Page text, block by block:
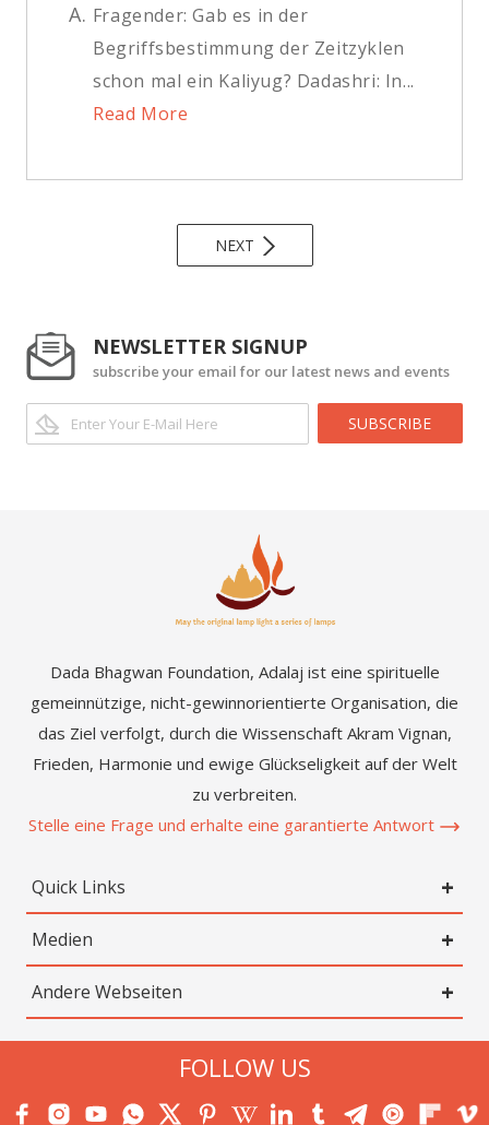
A. Fragender: Gab es in der
Begriffsbestimmung der Zeitzyklen
schon mal ein Kaliyug? Dadashri: In...
Read More
NEXT
NEWSLETTER SIGNUP
subscribe your email for our latest news and events
SUBSCRIBE
Dada Bhagwan Foundation, Adalaj ist eine spirituelle
gemeinnützige, nicht-gewinnorientierte Organisation, die
das Ziel verfolgt, durch die Wissenschaft Akram Vignan,
Frieden, Harmonie und ewige Glückseligkeit auf der Welt
zu verbreiten.
Stelle eine Frage und erhalte eine garantierte Antwort
Quick Links
Medien
Andere Webseiten
FOLLOW US